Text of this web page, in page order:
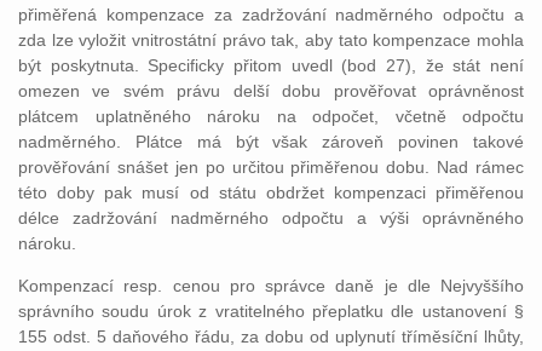
přiměřená kompenzace za zadržování nadměrného odpočtu a
zda lze vyložit vnitrostátní právo tak, aby tato kompenzace mohla
být poskytnuta. Specificky přitom uvedl (bod 27), že stát není
omezen ve svém právu delší dobu prověřovat oprávněnost
plátcem uplatněného nároku na odpočet, včetně odpočtu
nadměrného. Plátce má být však zároveň povinen takové
prověřování snášet jen po určitou přiměřenou dobu. Nad rámec
této doby pak musí od státu obdržet kompenzaci přiměřenou
délce zadržování nadměrného odpočtu a výši oprávněného
nároku.
Kompenzací resp. cenou pro správce daně je dle Nejvyššího
správního soudu úrok z vratitelného přeplatku dle ustanovení §
155 odst. 5 daňového řádu, za dobu od uplynutí tříměsíční lhůty,